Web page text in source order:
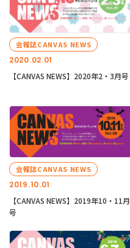
2020.02.01
会報誌CANVAS NEWS
【CANVAS NEWS】2020年2・3月号
2019.10.01
会報誌CANVAS NEWS
【CANVAS NEWS】2019年10・11月
号